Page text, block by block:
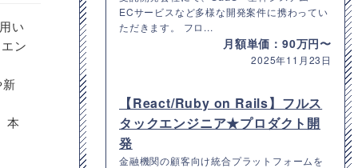
い
ン
本
ECサービスなど多様な開発案件に携わってい
ただきます。 フロ...
月額単価：90万円〜
2025年11月23日
【React/Ruby on Rails】フルス
タックエンジニア★プロダクト開
発
金融機関の顧客向け統合プラットフォームを